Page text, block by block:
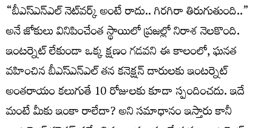
“బీఎస్ఎన్ఎల్‌ నెట్‌వర్క్‌ అంటే రాదు.. గిరగిరా తిరుగుతుంది..”
అనే జోకులు వినిపించేంత స్థాయిలో ప్రజల్లో నిరాశ నెలకొంది.
ఇంటర్నెట్‌ లేకుండా ఒక్క క్షణం గడవని ఈ కాలంలో, ఘ‌న‌త
వ‌హించిన బీఎస్ఎన్ఎల్‌ త‌న క‌నెక్ష‌న్ దారుల‌కు ఇంట‌ర్నెట్
అంత‌రాయం క‌లుగుతే 10 రోజుల‌కు కూడా స్పందించ‌దు. ఇదే
మంటే మీకు ఇంకా రాలేదా? అని స‌మాధానం ఇస్తారు కానీ